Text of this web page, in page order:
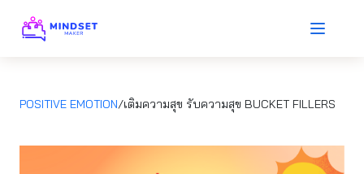
POSITIVE EMOTION/เติมความสุข รับความสุข BUCKET FILLERS